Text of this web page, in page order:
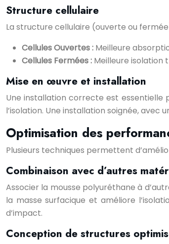
Structure cellulaire
La structure cellulaire (ouverte ou
Cellules Ouvertes : Meilleure
Cellules Fermées : Meilleure isolation
Mise en œuvre et installation
Une installation correcte est essentielle
l’isolation. Une installation soignée, avec
Optimisation des
Plusieurs techniques permettent
Combinaison avec d’autres
Associer la mousse polyuréthane à
la masse surfacique et améliore
d’impact.
Conception de structures